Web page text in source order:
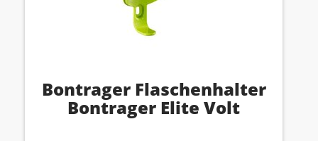
Bontrager Flaschenhalter
Bontrager Elite Volt